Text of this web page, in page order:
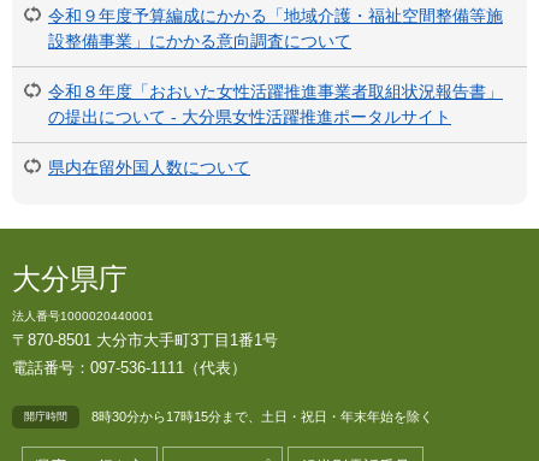
令和９年度予算編成にかかる「地域介護・福祉空間整備等施
設整備事業」にかかる意向調査について
令和８年度「おおいた女性活躍推進事業者取組状況報告書」
の提出について - 大分県女性活躍推進ポータルサイト
県内在留外国人数について
大分県庁
法人番号1000020440001
〒870-8501 大分市大手町3丁目1番1号
電話番号：097-536-1111（代表）
開庁時間 8時30分から17時15分まで、土日・祝日・年末年始を除く